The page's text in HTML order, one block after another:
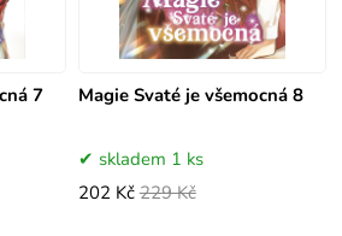
7 Magie Svaté je všemocná 8
skladem 1 ks
202 Kč 229 Kč